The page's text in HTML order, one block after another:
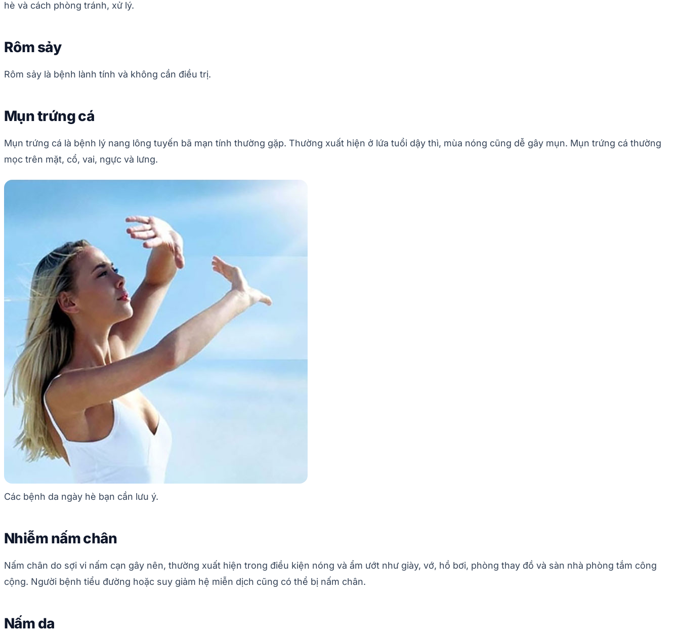
hè và cách phòng tránh, xử lý.
Rôm sảy
Rôm sảy là bệnh lành tính và không cần điều trị.
Mụn trứng cá
Mụn trứng cá là bệnh lý nang lông tuyến bã mạn tính thường gặp. Thường xuất hiện ở lứa tuổi dậy thì, mùa nóng cũng dễ gây mụn. Mụn trứng cá thường
mọc trên mặt, cổ, vai, ngực và lưng.
Các bệnh da ngày hè bạn cần lưu ý.
Nhiễm nấm chân
Nấm chân do sợi vi nấm cạn gây nên, thường xuất hiện trong điều kiện nóng và ẩm ướt như giày, vớ, hồ bơi, phòng thay đồ và sàn nhà phòng tắm công
cộng. Người bệnh tiểu đường hoặc suy giảm hệ miễn dịch cũng có thể bị nấm chân.
Nấm da